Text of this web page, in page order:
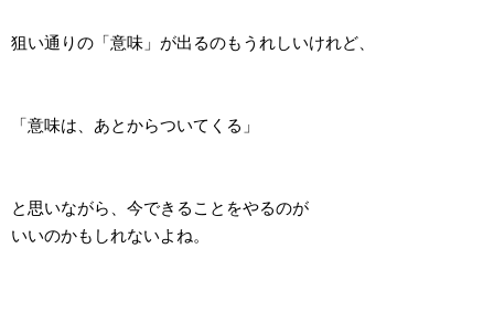
狙い通りの「意味」が出るのもうれしいけれど、
「意味は、あとからついてくる」
と思いながら、今できることをやるのが
いいのかもしれないよね。